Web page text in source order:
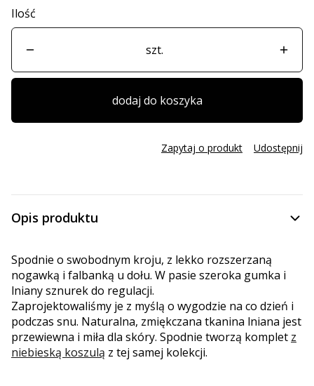
Ilość
szt.
dodaj do koszyka
Zapytaj o produkt Udostępnij
Opis produktu
Spodnie o swobodnym kroju, z lekko rozszerzaną
nogawką i falbanką u dołu. W pasie szeroka gumka i
lniany sznurek do regulacji.
Zaprojektowaliśmy je z myślą o wygodzie na co dzień i
podczas snu. Naturalna, zmiękczana tkanina lniana jest
przewiewna i miła dla skóry. Spodnie tworzą komplet z
niebieską koszulą z tej samej kolekcji.